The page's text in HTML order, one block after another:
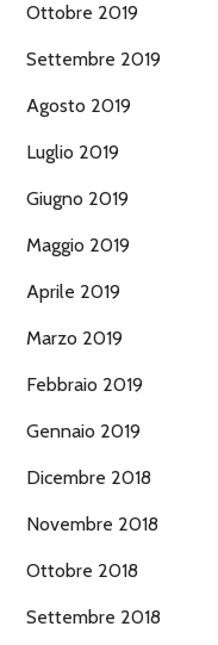
Ottobre 2019
Settembre 2019
Agosto 2019
Luglio 2019
Giugno 2019
Maggio 2019
Aprile 2019
Marzo 2019
Febbraio 2019
Gennaio 2019
Dicembre 2018
Novembre 2018
Ottobre 2018
Settembre 2018